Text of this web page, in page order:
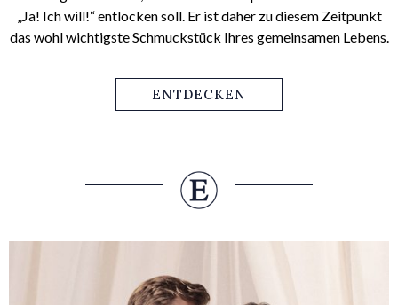
„Ja! Ich will!“ entlocken soll. Er ist daher zu diesem Zeitpunkt
das wohl wichtigste Schmuckstück Ihres gemeinsamen Lebens.
ENTDECKEN